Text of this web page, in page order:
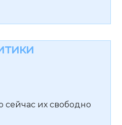
сейчас их свободно